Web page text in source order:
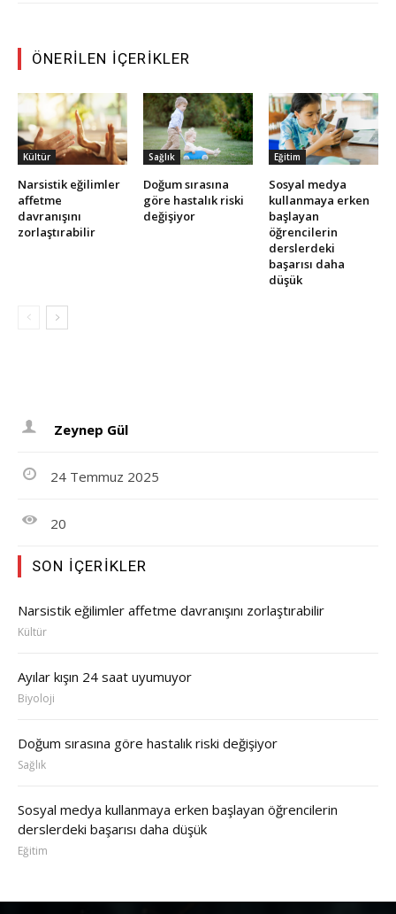
ÖNERILEN İÇERIKLER
Kültür
Narsistik eğilimler
affetme
davranışını
zorlaştırabilir
Sağlık
Doğum sırasına
göre hastalık riski
değişiyor
Eğitim
Sosyal medya
kullanmaya erken
başlayan
öğrencilerin
derslerdeki
başarısı daha
düşük
Zeynep Gül
24 Temmuz 2025
20
SON İÇERIKLER
Narsistik eğilimler affetme davranışını zorlaştırabilir
Kültür
Ayılar kışın 24 saat uyumuyor
Biyoloji
Doğum sırasına göre hastalık riski değişiyor
Sağlık
Sosyal medya kullanmaya erken başlayan öğrencilerin
derslerdeki başarısı daha düşük
Eğitim